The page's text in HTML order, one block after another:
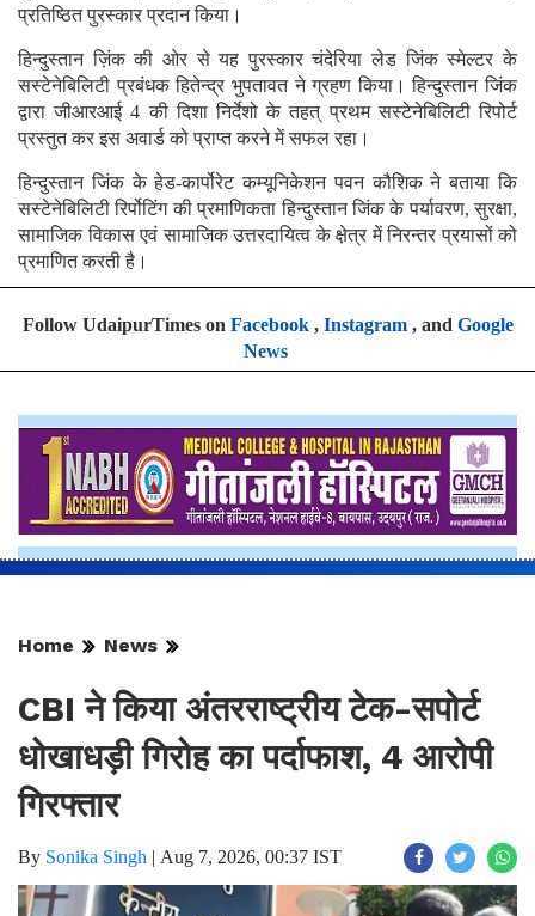
प्रतिष्ठित पुरस्कार प्रदान किया।
हिन्दुस्तान ज़िंक की ओर से यह पुरस्कार चंदेरिया लेड जिंक स्मेल्टर के
सस्टेनेबिलिटी प्रबंधक हितेन्द्र भुपतावत ने ग्रहण किया। हिन्दुस्तान जिंक
द्वारा जीआरआई 4 की दिशा निर्देशो के तहत् प्रथम सस्टेनेबिलिटी रिपोर्ट
प्रस्तुत कर इस अवार्ड को प्राप्त करने में सफल रहा।
हिन्दुस्तान जिंक के हेड-कार्पोरेट कम्यूनिकेशन पवन कौशिक ने बताया कि
सस्टेनेबिलिटी रिर्पोटिंग की प्रमाणिकता हिन्दुस्तान जिंक के पर्यावरण, सुरक्षा,
सामाजिक विकास एवं सामाजिक उत्तरदायित्व के क्षे़त्र में निरन्तर प्रयासों को
प्रमाणित करती है।
Follow UdaipurTimes on Facebook, Instagram, and Google
News
Home News
CBI ने किया अंतरराष्ट्रीय टेक-सपोर्ट
धोखाधड़ी गिरोह का पर्दाफाश, 4 आरोपी
गिरफ्तार
By Sonika Singh | Aug 7, 2026, 00:37 IST